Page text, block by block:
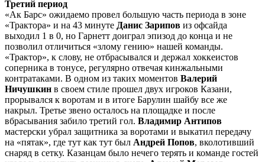
Третий период
«Ак Барс» ожидаемо провел большую часть периода в зоне
«Трактора» и на 43 минуте Данис Зарипов из офсайда
выходил 1 в 0, но Гарнетт доиграл эпизод до конца и не
позволил отличиться «злому гению» нашей команды.
«Трактор», к слову, не отбрасывался и держал хоккеистов
соперника в тонусе, регулярно отвечая кинжальными
контратаками. В одном из таких моментов Валерий
Ничушкин в своем стиле прошел двух игроков Казани,
прорывался к воротам и в итоге Барулин шайбу все же
накрыл. Третье звено осталось на площадке и после
вбрасывания забило третий гол. Владимир Антипов
мастерски убрал защитника за воротами и выкатил передачу
на «пятак», где тут как тут был Андрей Попов, вколотивший
снаряд в сетку. Казанцам было нечего терять и команде гостей